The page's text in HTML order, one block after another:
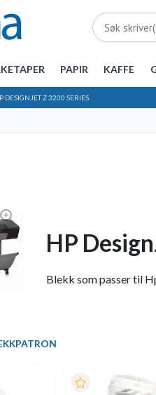
PAPIR KAFFE
DESIGNJET Z 3200 SERIES
HP
Blekk som passer til